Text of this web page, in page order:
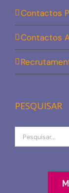
Contactos
Contactos
PESQUISAR
Procurar
por